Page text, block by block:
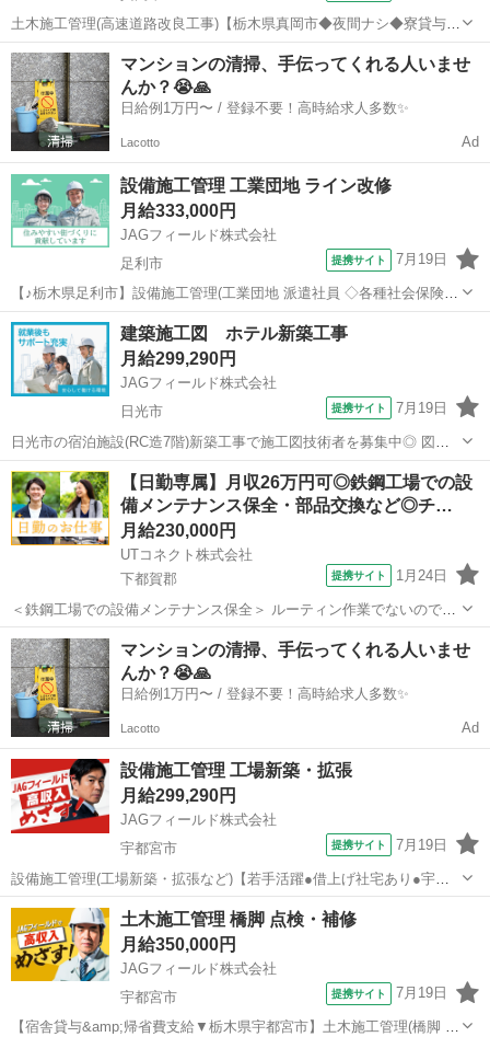
土木施工管理(高速道路改良工事)【栃木県真岡市◆夜間ナシ◆寮貸与】
真岡市の自動車道床版取替工事における建築施工管理です。4名体制の
次席or3番手としてご活躍頂きます。【担当業務】 ◇現場管理(工程管
理・品質管理・安全管...
栃木 真岡市
マンションの清掃、手伝ってくれる人いませ
んか？😭🙏
日給例1万円〜 / 登録不要！高時給求人多数✨
Lacotto Ad
設備施工管理 工業団地 ライン改修
月給333,000円
JAGフィールド株式会社
足利市
提携サイト 7月19日
【♪栃木県足利市】設備施工管理(工業団地 派遣社員 ◇各種社会保険完
備 ※労災保険・雇用保険・健康保険・厚生年金等 ◇正社員登用制度
栃木 足利市 その他
建築施工図 ホテル新築工事
月給299,290円
JAGフィールド株式会社
日光市
提携サイト 7月19日
日光市の宿泊施設(RC造7階)新築工事で施工図技術者を募集中◎ 図面
とりまとめ対応のご経験者は優遇！ 【業務内容】 ●図面作成・チェ
ック ●打合せ対応(施工担当・顧客など) ●現地確認※工事による
●...
栃木 日光市 その他
【日勤専属】月収26万円可◎鉄鋼工場での設
備メンテナンス保全・部品交換など◎チ…
月給230,000円
UTコネクト株式会社
下都賀郡
提携サイト 1月24日
＜鉄鋼工場での設備メンテナンス保全＞ ルーティン作業でないので毎
日変化があり 飽きずに仕事に取り組めます♪ チーム作業なのでサポー
トして貰えて安心して働けます！ ＜具体的には…＞ ◆設備メンテナン
ス ◆定期点検・パーツ交...
栃木 下都賀郡
マンションの清掃、手伝ってくれる人いませ
んか？😭🙏
日給例1万円〜 / 登録不要！高時給求人多数✨
Lacotto Ad
設備施工管理 工場新築・拡張
月給299,290円
JAGフィールド株式会社
宇都宮市
提携サイト 7月19日
設備施工管理(工場新築・拡張など)【若手活躍●借上げ社宅あり●宇都
宮】 工場関連工事における設備施工管理です。 対象：各プラント(食
品・半導体・廃棄物処理施設など) 工事：新築・増改築・改修に伴う
空調・給排水・衛生分野【...
栃木 宇都宮市 その他
土木施工管理 橋脚 点検・補修
月給350,000円
JAGフィールド株式会社
宇都宮市
提携サイト 7月19日
【宿舎貸与&amp;帰省費支給▼栃木県宇都宮市】土木施工管理(橋脚 派